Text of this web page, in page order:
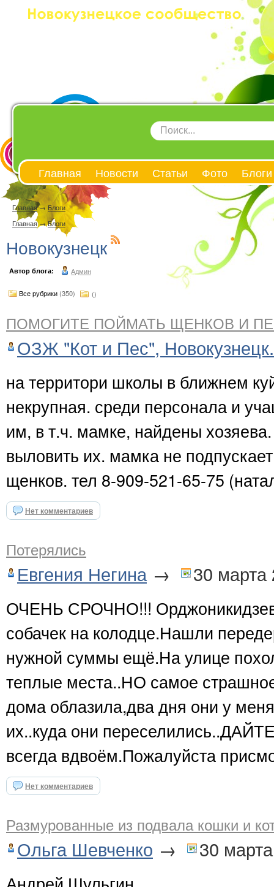
Главная Новости Статьи Фото Блоги
Главная→ Блоги
Главная→Блоги
Новокузнецк
Автор блога: Админ
Все рубрики (350) ()
ПОМОГИТЕ ПОЙМАТЬ ЩЕНКОВ И
ОЗЖ "Кот и Пес", Новокузнецк.
на территори школы в ближнем
некрупная. среди персонала и
им, в т.ч. мамке, найдены
выловить их. мамка не
щенков. тел 8-909-521-65-75
Нет комментариев
Потерялись
Евгения Негина → 30 марта
ОЧЕНЬ СРОЧНО!!!
собачек на колодце.Нашли
нужной суммы ещё.На улице
теплые места..НО самое
дома облазила,два дня они у
их..куда они
всегда вдвоём.Пожалуйста
Нет комментариев
Размурованные из подвала кошки и
Ольга Шевченко → 30